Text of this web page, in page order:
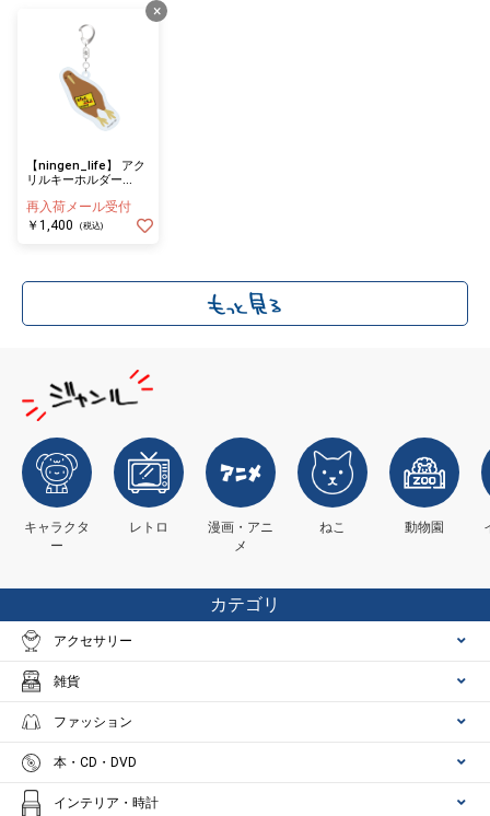
×
【ningen_life】 アク
リルキーホルダー
再入荷メール受付
￥1,400
(税込)
キャラクタ
ー
レトロ
漫画・アニ
メ
ねこ 動物園
カテゴリ
アクセサリー
雑貨
ファッション
本・CD・DVD
インテリア・時計